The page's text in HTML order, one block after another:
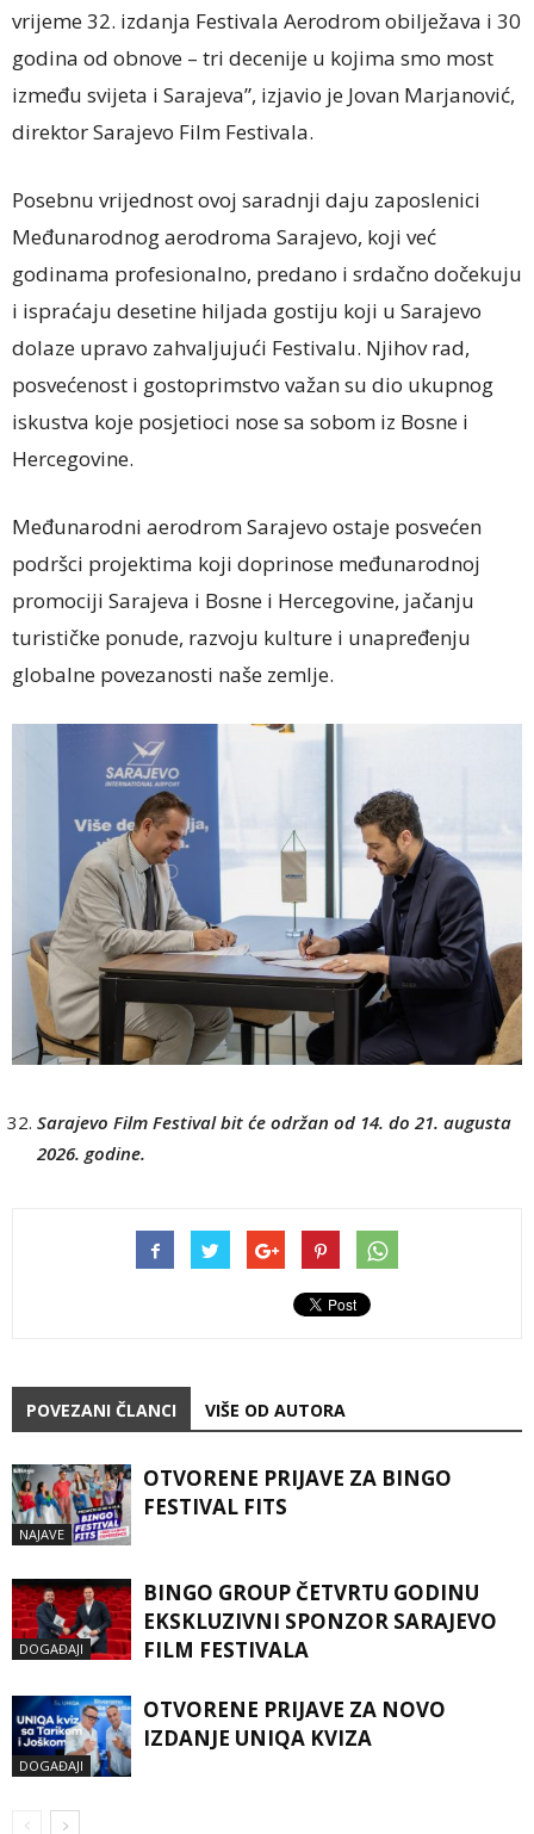
vrijeme 32. izdanja Festivala Aerodrom obilježava i 30
godina od obnove – tri decenije u kojima smo most
između svijeta i Sarajeva”, izjavio je Jovan Marjanović,
direktor Sarajevo Film Festivala.
Posebnu vrijednost ovoj saradnji daju zaposlenici
Međunarodnog aerodroma Sarajevo, koji već
godinama profesionalno, predano i srdačno dočekuju
i ispraćaju desetine hiljada gostiju koji u Sarajevo
dolaze upravo zahvaljujući Festivalu. Njihov rad,
posvećenost i gostoprimstvo važan su dio ukupnog
iskustva koje posjetioci nose sa sobom iz Bosne i
Hercegovine.
Međunarodni aerodrom Sarajevo ostaje posvećen
podršci projektima koji doprinose međunarodnoj
promociji Sarajeva i Bosne i Hercegovine, jačanju
turističke ponude, razvoju kulture i unapređenju
globalne povezanosti naše zemlje.
Sarajevo Film Festival bit će održan od 14. do 21. augusta
2026. godine.
POVEZANI ČLANCI VIŠE OD AUTORA
NAJAVE
OTVORENE PRIJAVE ZA BINGO
FESTIVAL FITS
DOGAĐAJI
BINGO GROUP ČETVRTU GODINU
EKSKLUZIVNI SPONZOR SARAJEVO
FILM FESTIVALA
DOGAĐAJI
OTVORENE PRIJAVE ZA NOVO
IZDANJE UNIQA KVIZA